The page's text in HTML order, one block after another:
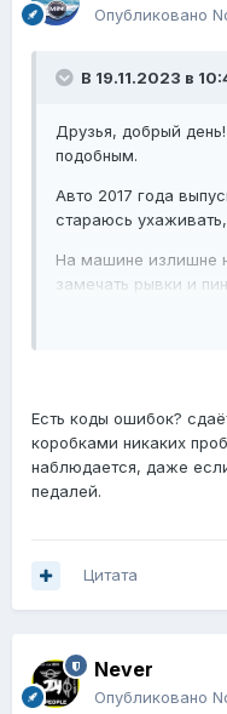
Опубликовано
В 19.11.2023 в
Друзья, добрый
подобным.
Авто 2017 года
стараюсь
На машине излишне
замечать рывки и
секунду и с тычком
перестала
остановился на
ошибка прошла и
это уже капиталить
Слили масло из
скинуть адаптацию
проехать некоторое
поможет, но будет
Есть коды ошибок?
коробками никаких
наблюдается, даже
педалей.
Цитата
Never
Опубликовано